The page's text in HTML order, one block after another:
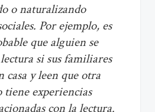
o naturalizando
Por ejemplo, es
que alguien se
si sus familiares
casa y leen que otra
tiene experiencias
con la lectura.